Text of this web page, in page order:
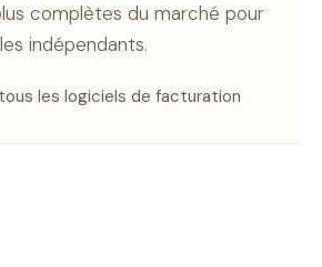
complètes du marché pour
les indépendants.
les logiciels de facturation